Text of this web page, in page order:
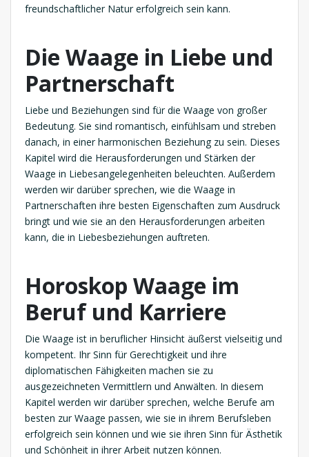
freundschaftlicher Natur erfolgreich sein kann.
Die Waage in Liebe und
Partnerschaft
Liebe und Beziehungen sind für die Waage von großer
Bedeutung. Sie sind romantisch, einfühlsam und streben
danach, in einer harmonischen Beziehung zu sein. Dieses
Kapitel wird die Herausforderungen und Stärken der
Waage in Liebesangelegenheiten beleuchten. Außerdem
werden wir darüber sprechen, wie die Waage in
Partnerschaften ihre besten Eigenschaften zum Ausdruck
bringt und wie sie an den Herausforderungen arbeiten
kann, die in Liebesbeziehungen auftreten.
Horoskop Waage im
Beruf und Karriere
Die Waage ist in beruflicher Hinsicht äußerst vielseitig und
kompetent. Ihr Sinn für Gerechtigkeit und ihre
diplomatischen Fähigkeiten machen sie zu
ausgezeichneten Vermittlern und Anwälten. In diesem
Kapitel werden wir darüber sprechen, welche Berufe am
besten zur Waage passen, wie sie in ihrem Berufsleben
erfolgreich sein können und wie sie ihren Sinn für Ästhetik
und Schönheit in ihrer Arbeit nutzen können.